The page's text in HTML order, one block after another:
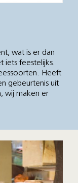
wat is er dan
iets feestelijks.
Heeft
gebeurtenis uit
wij maken er